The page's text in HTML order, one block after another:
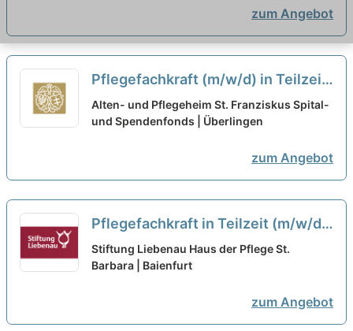
zum Angebot
Pflegefachkraft (m/w/d) in Teilzeit
- Verstärke unser Team! neu
Alten- und Pflegeheim St. Franziskus Spital-
und Spendenfonds | Überlingen
zum Angebot
Pflegefachkraft in Teilzeit (m/w/d)
für den Tag- und Nachtdienst - Wir
suchen Sie! neu
Stiftung Liebenau Haus der Pflege St.
Barbara | Baienfurt
zum Angebot